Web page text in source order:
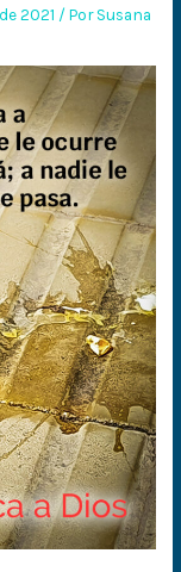
2021 / PorSusana